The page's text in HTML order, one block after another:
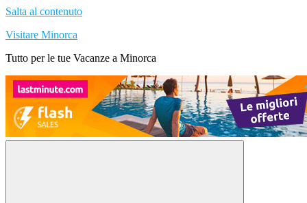
Salta al contenuto
Visitare Minorca
Tutto per le tue Vacanze a Minorca